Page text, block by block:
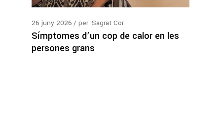
26 juny 2026 per Sagrat Cor
Símptomes d’un cop de calor en les
persones grans